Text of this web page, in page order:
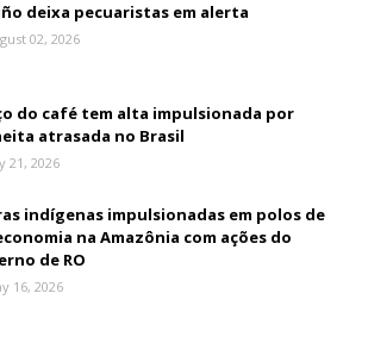
deixa pecuaristas em alerta
02, 2026
do café tem alta impulsionada por
atrasada no Brasil
21, 2026
indígenas impulsionadas em polos de
na Amazônia com ações do
de RO
16, 2026